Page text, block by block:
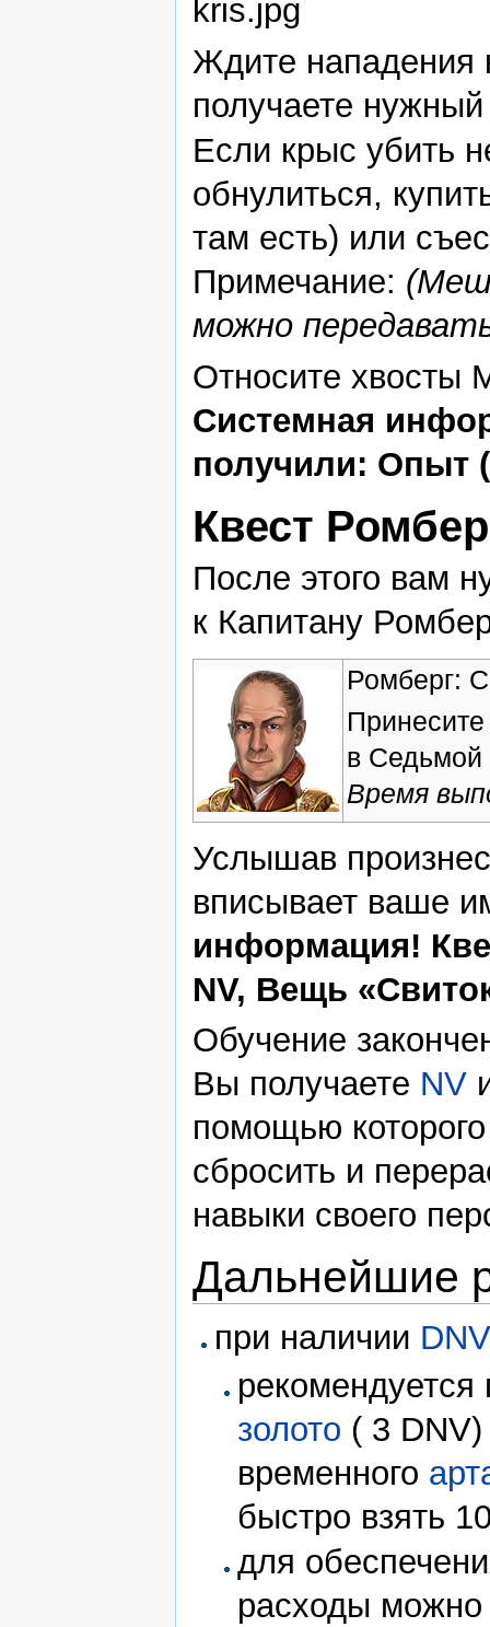
Ждите нападения
получаете
Если крыс убить
обнулиться,
там есть) или
Примечание:
можно
Относите хвосты
Системная
получили: Опыт
Квест
После этого вам
к Капитану
Ромберг:
в Седьмой
Время
Услышав
вписывает ваше
информация!
NV, Вещь
Обучение
Вы получаете NV
помощью
сбросить и
навыки своего
Дальнейшие
при наличии
рекомендуется
золото ( 3
временного
быстро взять
для
расходы